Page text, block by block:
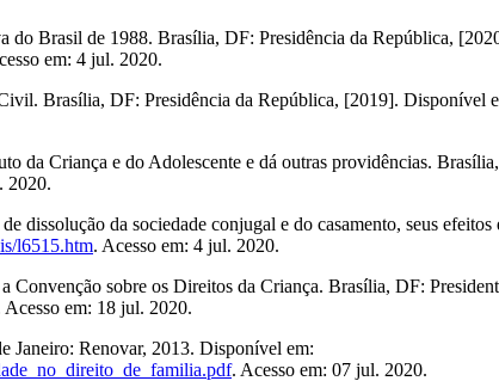
Brasil de 1988. Brasília, DF: Presidência da República,
em: 4 jul. 2020.
Brasília, DF: Presidência da República, [2019]. Disponível
da Criança e do Adolescente e dá outras providências.
2020.
dissolução da sociedade conjugal e do casamento, seus
l6515.htm. Acesso em: 4 jul. 2020.
sobre os Direitos da Criança. Brasília, DF:
Acesso em: 18 jul. 2020.
Renovar, 2013. Disponível em:
. Acesso em: 07 jul. 2020.